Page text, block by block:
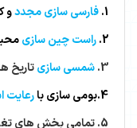
1. فارسی سازی مجددو
2. راست چین سازی
3. شمسی سازیتاریخ
4.بومی سازی با
رعایت
5. تمامی بخش های